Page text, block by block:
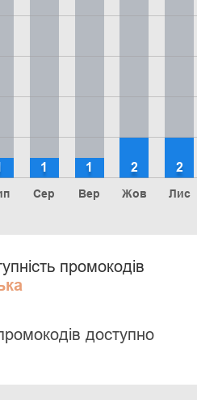
Сер
1
Вер
1
Жов
2
Лис
2
промокодів
доступно